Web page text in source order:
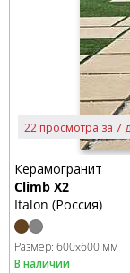
22 просмотра за 7
Керамогранит
Climb X2
Italon (Россия)
Размер: 600x600 мм
В наличии